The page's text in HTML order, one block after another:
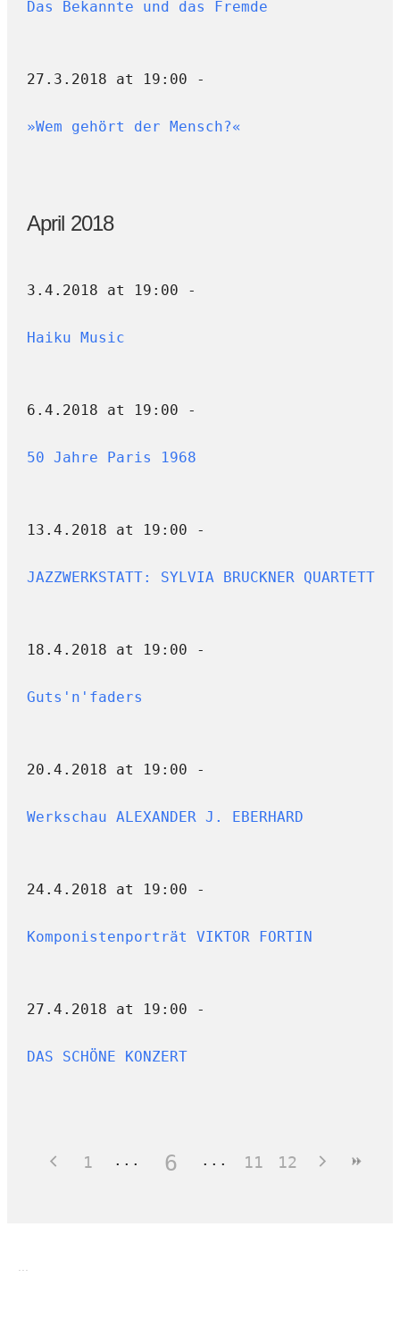
Das Bekannte und das Fremde
27.3.2018 at 19:00 -
»Wem gehört der Mensch?«
April 2018
3.4.2018 at 19:00 -
Haiku Music
6.4.2018 at 19:00 -
50 Jahre Paris 1968
13.4.2018 at 19:00 -
JAZZWERKSTATT: SYLVIA BRUCKNER QUARTETT
18.4.2018 at 19:00 -
Guts'n'faders
20.4.2018 at 19:00 -
Werkschau ALEXANDER J. EBERHARD
24.4.2018 at 19:00 -
Komponistenporträt VIKTOR FORTIN
27.4.2018 at 19:00 -
DAS SCHÖNE KONZERT
1 6 11 12